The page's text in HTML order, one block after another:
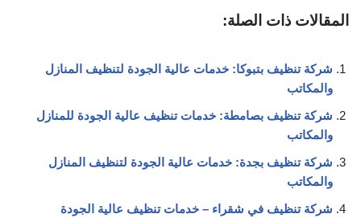
المقالات ذات الصلة:
شركة تنظيف بتبوكا: خدمات عالية الجودة لتنظيف المنازل
والمكاتب
شركة تنظيف بصامطة: خدمات تنظيف عالية الجودة للمنازل
والمكاتب
شركة تنظيف بجدة: خدمات عالية الجودة لتنظيف المنازل
والمكاتب
شركة تنظيف في شقراء – خدمات تنظيف عالية الجودة